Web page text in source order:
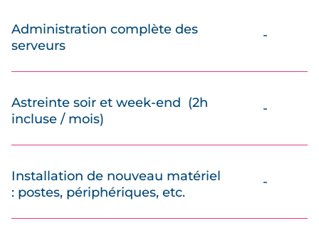
Administration complète des
serveurs
-
Astreinte soir et week-end (2h
incluse / mois)
-
Installation de nouveau matériel
: postes, périphériques, etc.
-